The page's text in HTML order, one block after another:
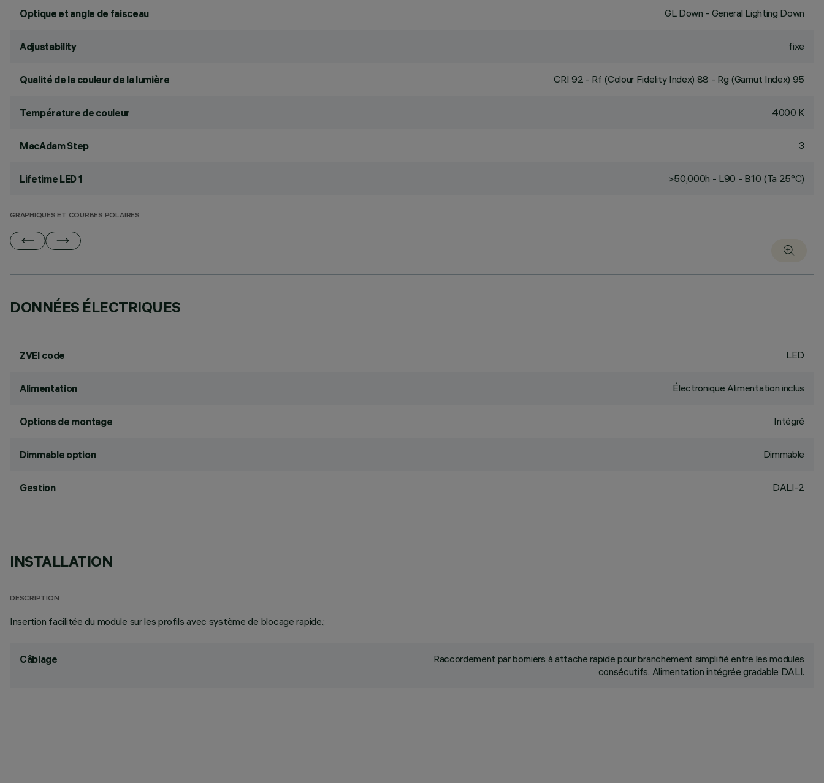
Optique et angle de faisceau GL Down - General Lighting Down
Adjustability fixe
Qualité de la couleur de la lumière CRI 92 - Rf (Colour Fidelity Index) 88 - Rg (Gamut Index) 95
Température de couleur 4000 K
MacAdam Step 3
Lifetime LED 1 >50,000h - L90 - B10 (Ta 25°C)
GRAPHIQUES ET COURBES POLAIRES
DONNÉES ÉLECTRIQUES
ZVEI code LED
Alimentation Électronique Alimentation inclus
Options de montage Intégré
Dimmable option Dimmable
Gestion DALI-2
INSTALLATION
DESCRIPTION
Insertion facilitée du module sur les profils avec système de blocage rapide.;
Câblage
Raccordement par borniers à attache rapide pour branchement simplifié entre les modules
consécutifs. Alimentation intégrée gradable DALI.